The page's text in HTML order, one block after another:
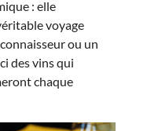
: elle
voyage
ou un
des vins qui
chaque